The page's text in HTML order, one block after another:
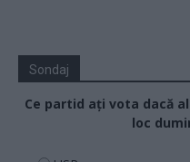
Sondaj
Ce partid ați vota dacă
loc